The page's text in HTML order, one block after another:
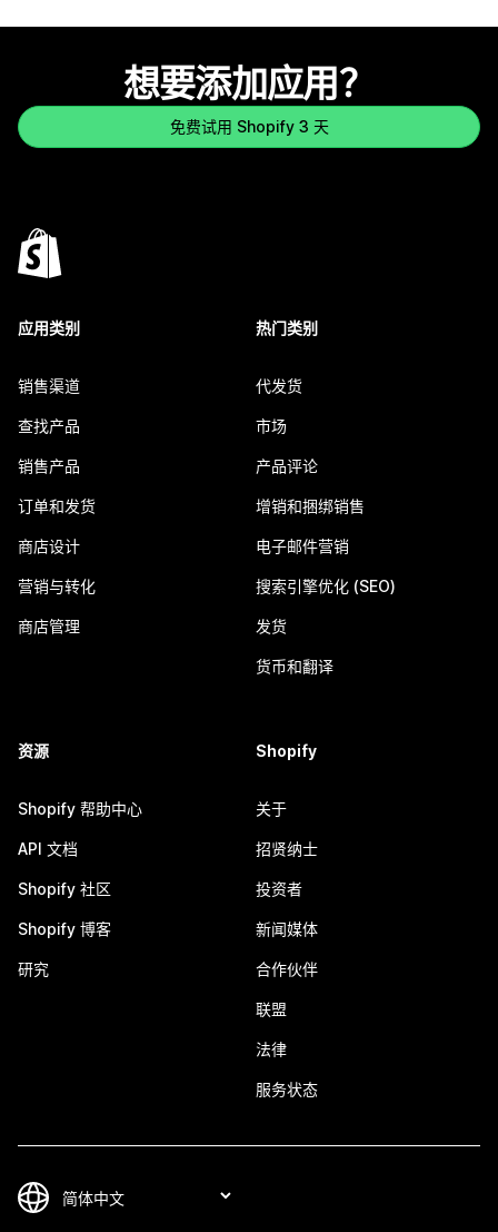
想要添加应用？
免费试用 Shopify 3 天
应用类别
销售渠道
查找产品
销售产品
订单和发货
商店设计
营销与转化
商店管理
热门类别
代发货
市场
产品评论
增销和捆绑销售
电子邮件营销
搜索引擎优化 (SEO)
发货
货币和翻译
资源
Shopify 帮助中心
API 文档
Shopify 社区
Shopify 博客
研究
Shopify
关于
招贤纳士
投资者
新闻媒体
合作伙伴
联盟
法律
服务状态